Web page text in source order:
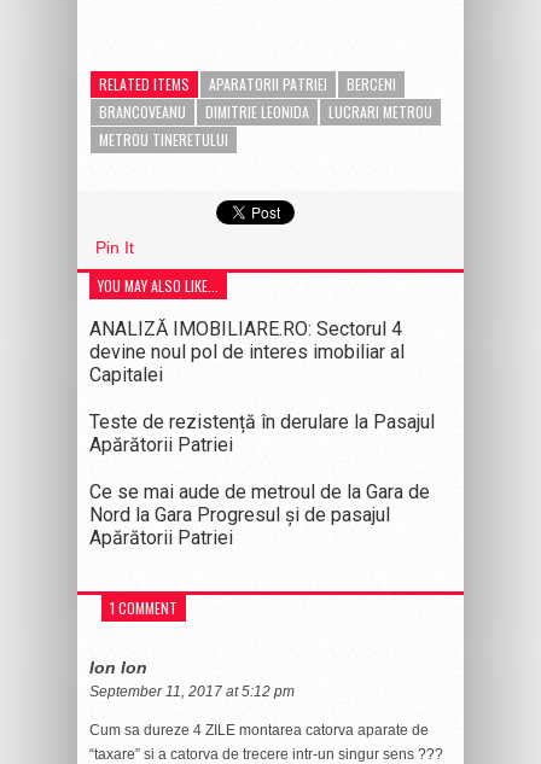
RELATED ITEMS APARATORII PATRIEI
BERCENI
BRANCOVEANU
DIMITRIE LEONIDA
LUCRARI METROU
METROU TINERETULUI
Pin It
YOU MAY ALSO LIKE...
ANALIZĂ IMOBILIARE.RO: Sectorul 4
devine noul pol de interes imobiliar al
Capitalei
Teste de rezistență în derulare la Pasajul
Apărătorii Patriei
Ce se mai aude de metroul de la Gara de
Nord la Gara Progresul și de pasajul
Apărătorii Patriei
1 COMMENT
Ion Ion
September 11, 2017 at 5:12 pm
Cum sa dureze 4 ZILE montarea catorva aparate de
“taxare” si a catorva de trecere intr-un singur sens ???